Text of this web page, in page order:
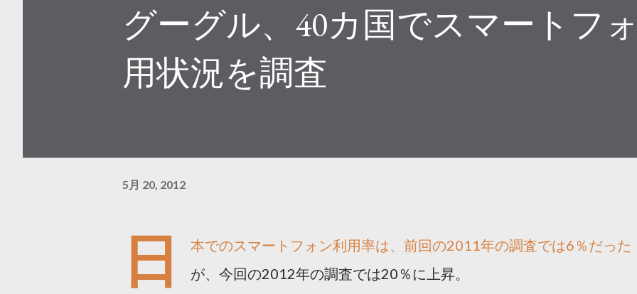
グーグル、40カ国でスマートフ
用状況を調査
5月 20, 2012
日
本でのスマートフォン利用率は、前回の2011年の調査では6％だった
が、今回の2012年の調査では20％に上昇。